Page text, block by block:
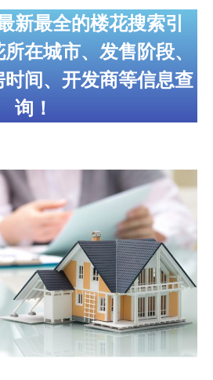
帮您卖房
商名录
新最全的楼花搜索引
在城市、发售阶段、
间、开发商等信息查
询！